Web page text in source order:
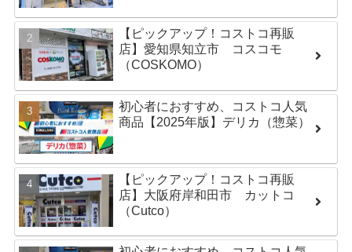
【ピックアップ！コストコ再販
店】愛知県知立市 コスコモ
（COSKOMO）
初心者におすすめ、コストコ人気
商品【2025年版】デリカ（惣菜）
【ピックアップ！コストコ再販
店】大阪府岸和田市 カットコ
（Cutco）